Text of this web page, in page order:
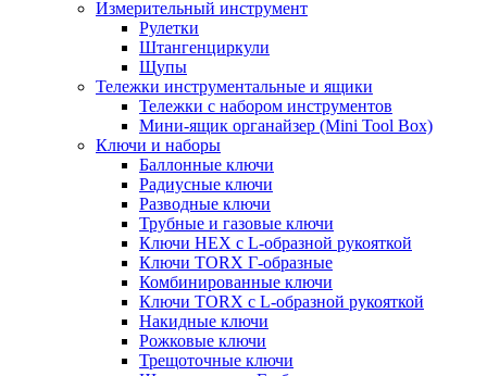
Измерительный инструмент
Рулетки
Штангенциркули
Щупы
Тележки инструментальные и ящики
Тележки с набором инструментов
Мини-ящик органайзер (Mini Tool Box)
Ключи и наборы
Баллонные ключи
Радиусные ключи
Разводные ключи
Трубные и газовые ключи
Ключи HEX с L-образной рукояткой
Ключи TORX Г-образные
Комбинированные ключи
Ключи TORX с L-образной рукояткой
Накидные ключи
Рожковые ключи
Трещоточные ключи